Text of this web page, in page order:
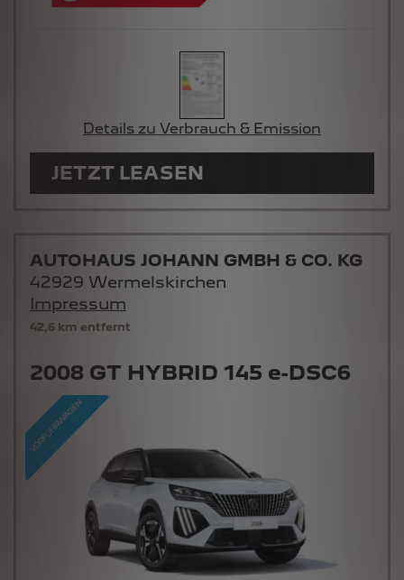
Details zu Verbrauch & Emission
JETZT LEASEN
42,6 km entfernt
2008 GT HYBRID 145 e-DSC6
AUTOHAUS JOHANN GMBH & CO. KG
42929 Wermelskirchen
Impressum